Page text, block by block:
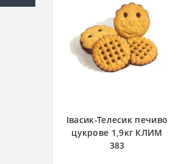
Івасик-Телесик печиво
цукрове 1,9кг КЛИМ
383